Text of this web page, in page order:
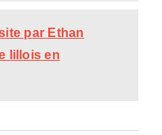
par Ethan
lillois en